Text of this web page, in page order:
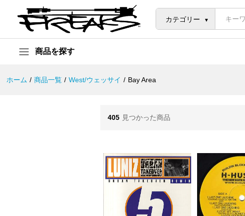
カテゴリー
商品を探す
ホーム / 商品一覧 / West/ウェッサイ / Bay Area
405 見つかった商品